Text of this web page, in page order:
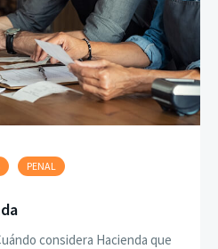
PENAL
considera Hacienda que